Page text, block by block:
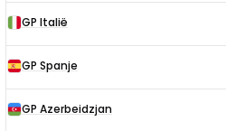
GP Italië
GP Spanje
GP Azerbeidzjan